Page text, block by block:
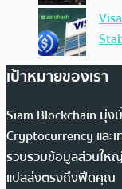
เป้าหมายของเรา
Siam Blockchain มุ่ง
Cryptocurrency และ
รวบรวมข้อมูลส่วนใหญ่
แปลส่งตรงถึงฟีดคุณ